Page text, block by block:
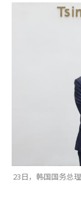
23日，韩国国务总